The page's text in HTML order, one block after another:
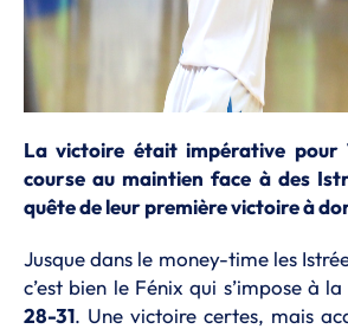
La victoire était impérative pour
course au maintien face à des
quête de leur première victoire à
Jusque dans le money-time les
c’est bien le Fénix qui s’impose à
28-31. Une victoire certes, mais